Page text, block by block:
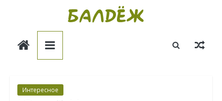
Балдёж
Интересное